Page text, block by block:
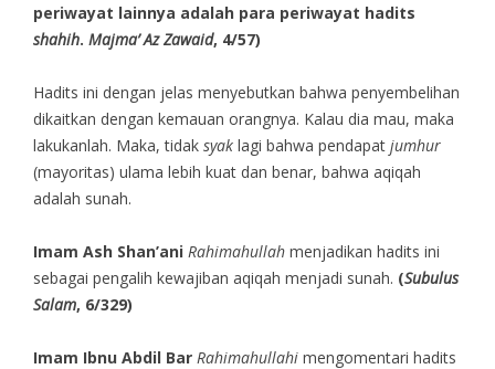
periwayat lainnya adalah para periwayat hadits
shahih. Majma’ Az Zawaid, 4/57)
Hadits ini dengan jelas menyebutkan bahwa penyembelihan
dikaitkan dengan kemauan orangnya. Kalau dia mau, maka
lakukanlah. Maka, tidak syak lagi bahwa pendapat jumhur
(mayoritas) ulama lebih kuat dan benar, bahwa aqiqah
adalah sunah.
Imam Ash Shan’aniRahimahullahmenjadikan hadits ini
sebagai pengalih kewajiban aqiqah menjadi sunah. (Subulus
Salam, 6/329)
Imam Ibnu Abdil Bar Rahimahullahimengomentari hadits